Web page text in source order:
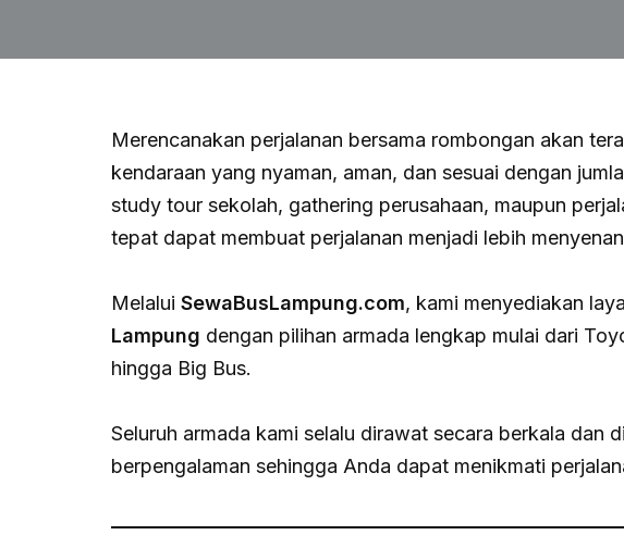
Merencanakan perjalanan bersama rombongan akan
kendaraan yang nyaman, aman, dan sesuai dengan
study tour sekolah, gathering perusahaan, maupun
tepat dapat membuat perjalanan menjadi lebih
Melalui SewaBusLampung.com, kami menyediakan
Lampung dengan pilihan armada lengkap mulai dari
hingga Big Bus.
Seluruh armada kami selalu dirawat secara berkala dan
berpengalaman sehingga Anda dapat menikmati